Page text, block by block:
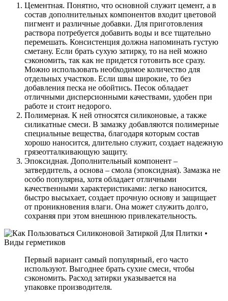
Цементная. Понятно, что основной служит цемент, а в
состав дополнительных компонентов входит цветовой
пигмент и различные добавки. Для приготовления
раствора потребуется добавить воды и все тщательно
перемешать. Консистенция должна напоминать густую
сметану. Если брать сухую затирку, то на ней можно
сэкономить, так как не придется готовить все сразу.
Можно использовать необходимое количество для
отдельных участков. Если швы широкие, то без
добавления песка не обойтись. Песок обладает
отличными дисперсионными качествами, удобен при
работе и стоит недорого.
Полимерная. К ней относятся силиконовые, а также
силикатные смеси. В замазку добавляются полимерные
специальные вещества, благодаря которым состав
хорошо наносится, длительно служит, создает надежную
грязеотталкивающую защиту.
Эпоксидная. Дополнительный компонент –
затвердитель, а основа – смола (эпоксидная). Замазка не
особо популярна, хотя обладает отличными
качественными характеристиками: легко наносится,
быстро высыхает, создает прочную основу и защищает
от проникновения влаги. Она может служить долго,
сохраняя при этом внешнюю привлекательность.
Первый вариант самый популярный, его часто
используют. Выгоднее брать сухие смеси, чтобы
сэкономить. Расход затирки указывается на
упаковке производителя.